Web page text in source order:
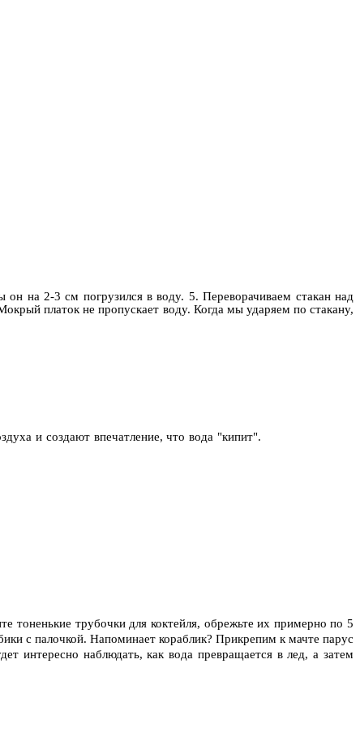
на 2-3 см погрузился в воду. 5. Переворачиваем стакан над
платок не пропускает воду. Когда мы ударяем по стакану,
и создают впечатление, что вода "кипит".
тоненькие трубочки для коктейля, обрежьте их примерно по 5
с палочкой. Напоминает кораблик? Прикрепим к мачте парус
интересно наблюдать, как вода превращается в лед, а затем